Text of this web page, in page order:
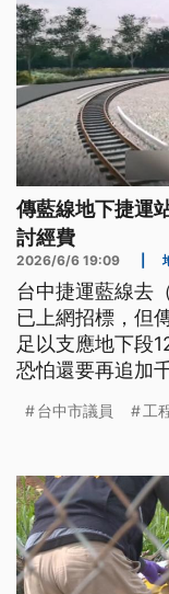
傳藍線地下捷運
討經費
2026/6/6 19:09
台中捷運藍線去
已上網招標，但
足以支應地下段
恐怕還要再追加
台中市議員 工